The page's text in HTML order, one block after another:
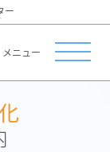
ー
メニュー